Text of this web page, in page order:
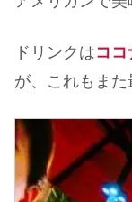
ドリンクはコ
が、これもま